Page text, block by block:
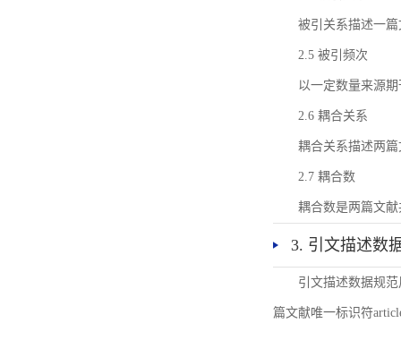
被引关系描述一
2.5 被引频次
以一定数量来源
2.6 耦合关系
耦合关系描述两
2.7 耦合数
耦合数是两篇文
3. 引文描述数
引文描述数据规
篇文献唯一标识符